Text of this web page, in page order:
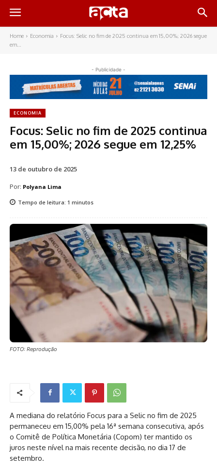
Home Economia
Focus: Selic no fim de 2025 continua em 15,00%; 2026 segue
em...
- Publicidade -
ECONOMIA
Focus: Selic no fim de 2025 continua
em 15,00%; 2026 segue em 12,25%
13 de outubro de 2025
Por: Polyana Lima
Tempo de leitura: 1 minutos
FOTO: Reprodução
A mediana do relatório Focus para a Selic no fim de 2025
permaneceu em 15,00% pela 16ª semana consecutiva, após
o Comitê de Política Monetária (Copom) ter mantido os
juros neste nível na mais recente decisão, no dia 17 de
setembro.